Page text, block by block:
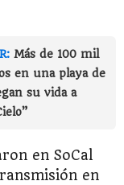
Más de 100 mil
en una playa de
su vida a
en SoCal
en